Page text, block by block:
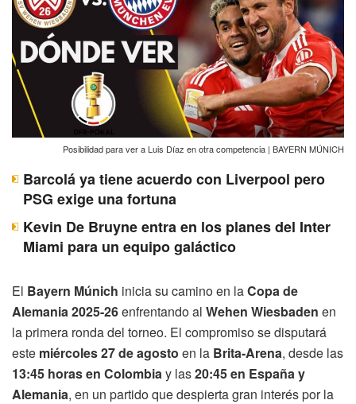
Posibilidad para ver a Luis Díaz en otra competencia | BAYERN MÚNICH
Barcolá ya tiene acuerdo con Liverpool pero
PSG exige una fortuna
Kevin De Bruyne entra en los planes del Inter
Miami para un equipo galáctico
El Bayern Múnich inicia su camino en laCopa de
Alemania 2025-26enfrentando al Wehen Wiesbaden en
la primera ronda del torneo. El compromiso se disputará
este miércoles 27 de agosto en la Brita-Arena, desde las
13:45 horas en Colombiay las20:45 en España y
Alemania, en un partido que despierta gran interés por la